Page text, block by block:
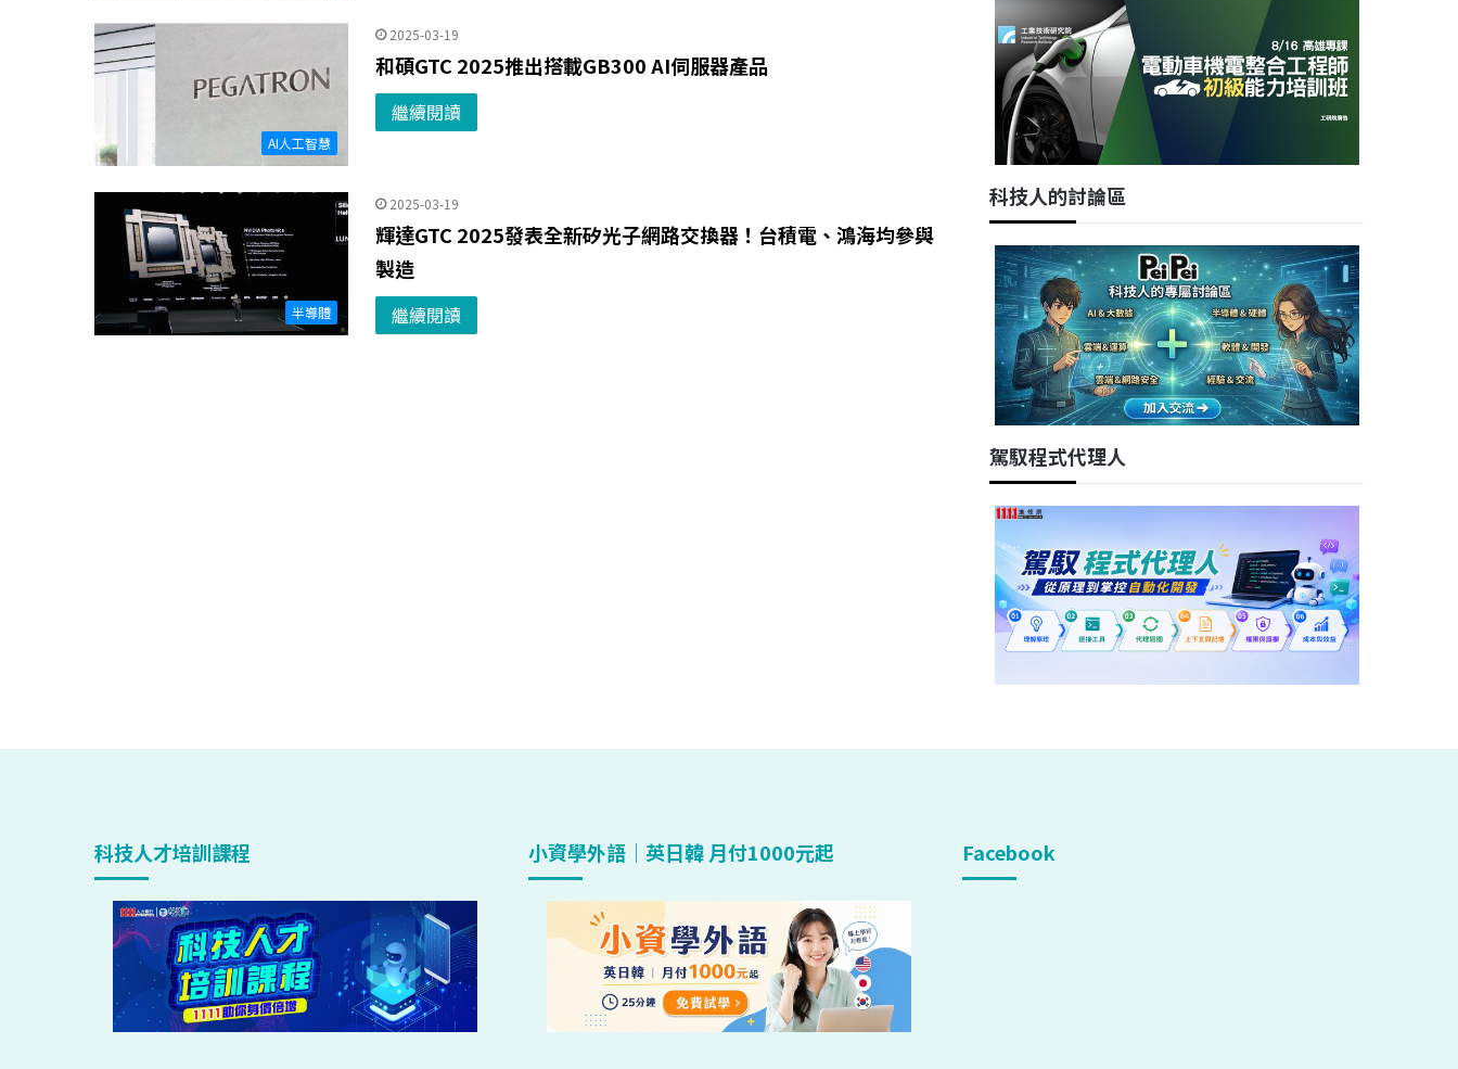
AI人工智慧
2025-03-19
和碩GTC 2025推出搭載GB300 AI伺服器產品
繼續閱讀
半導體
2025-03-19
輝達GTC 2025發表全新矽光子網路交換器！台積電、鴻海均參與
製造
繼續閱讀
科技人的討論區
駕馭程式代理人
科技人才培訓課程 小資學外語｜英日韓 月付1000元起 Facebook